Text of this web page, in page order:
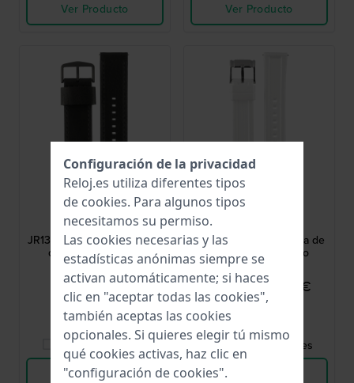
Ver Producto
Ver Producto
Fossil
AJR1354
JR1354 Nate 24 mm Correa
de piel color negro
39,00 €
● En stock
Comparar Relojes
Ver Producto
Fossil
AM4487 20 mm Correa de
silicona color blanco
29,00 € 22,95 €
● En stock
Comparar Relojes
Ver Producto
Configuración de la privacidad
Reloj.es utiliza diferentes tipos
de cookies. Para algunos tipos
necesitamos su permiso.
Las cookies necesarias y las
estadísticas anónimas siempre se
activan automáticamente; si haces
clic en "aceptar todas las cookies",
también aceptas las cookies
opcionales. Si quieres elegir tú mismo
qué cookies activas, haz clic en
"configuración de cookies".